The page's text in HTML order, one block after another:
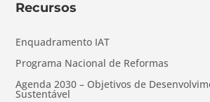
Recursos
Enquadramento IAT
Programa Nacional de Reformas
Agenda 2030 – Objetivos de
Sustentável